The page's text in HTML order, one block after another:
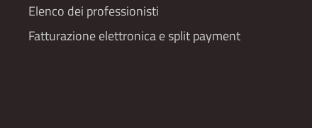
Elenco dei professionisti
Fatturazione elettronica e split payment